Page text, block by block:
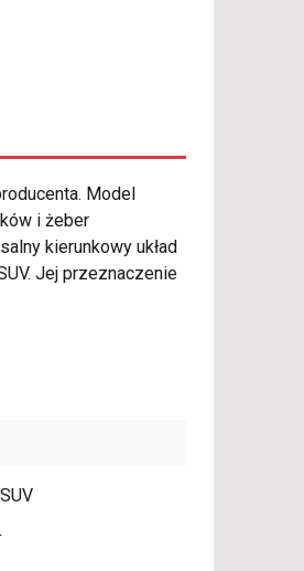
Model
i żeber
kierunkowy układ
Jej przeznaczenie